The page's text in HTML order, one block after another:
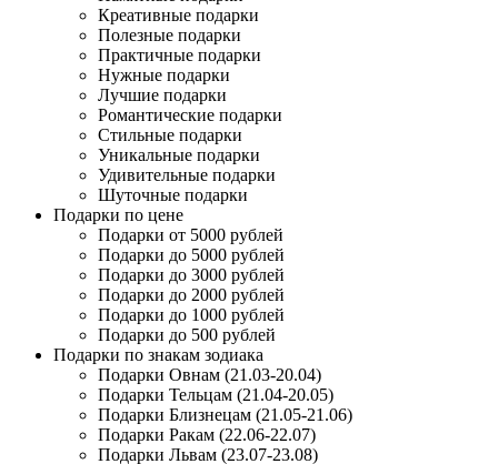
Креативные подарки
Полезные подарки
Практичные подарки
Нужные подарки
Лучшие подарки
Романтические подарки
Стильные подарки
Уникальные подарки
Удивительные подарки
Шуточные подарки
Подарки по цене
Подарки от 5000 рублей
Подарки до 5000 рублей
Подарки до 3000 рублей
Подарки до 2000 рублей
Подарки до 1000 рублей
Подарки до 500 рублей
Подарки по знакам зодиака
Подарки Овнам (21.03-20.04)
Подарки Тельцам (21.04-20.05)
Подарки Близнецам (21.05-21.06)
Подарки Ракам (22.06-22.07)
Подарки Львам (23.07-23.08)